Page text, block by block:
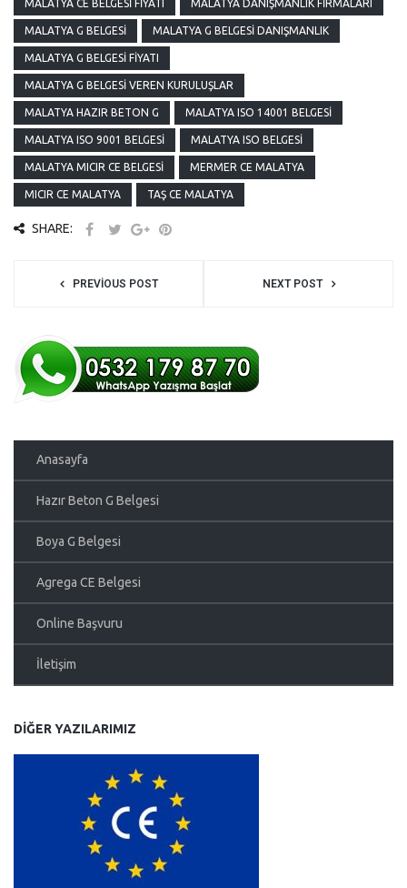
MALATYA CE BELGESI FIYATI MALATYA DANIŞMANLIK FIRMALARI
MALATYA G BELGESI MALATYA G BELGESI DANIŞMANLIK
MALATYA G BELGESI FIYATI
MALATYA G BELGESI VEREN KURULUŞLAR
MALATYA HAZIR BETON G MALATYA ISO 14001 BELGESI
MALATYA ISO 9001 BELGESI MALATYA ISO BELGESI
MALATYA MICIR CE BELGESI MERMER CE MALATYA
MICIR CE MALATYA TAŞ CE MALATYA
SHARE:
PREVIOUS POST NEXT POST
Anasayfa
Hazır Beton G Belgesi
Boya G Belgesi
Agrega CE Belgesi
Online Başvuru
İletişim
DIĞER YAZILARIMIZ